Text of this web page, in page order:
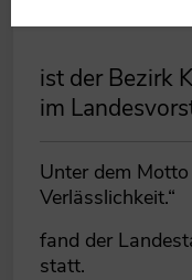
ist der Bezirk
im
Unter dem
Verlässlichkeit.“
fand der
statt.